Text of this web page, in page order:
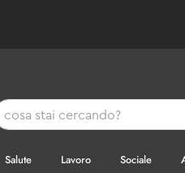
Salute Lavoro Sociale